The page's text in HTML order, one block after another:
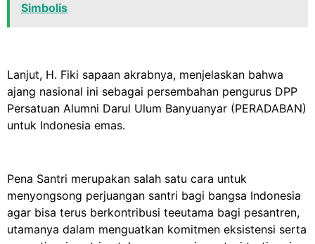
Simbolis
Lanjut, H. Fiki sapaan akrabnya, menjelaskan bahwa
ajang nasional ini sebagai persembahan pengurus DPP
Persatuan Alumni Darul Ulum Banyuanyar (PERADABAN)
untuk Indonesia emas.
Pena Santri merupakan salah satu cara untuk
menyongsong perjuangan santri bagi bangsa Indonesia
agar bisa terus berkontribusi teeutama bagi pesantren,
utamanya dalam menguatkan komitmen eksistensi serta